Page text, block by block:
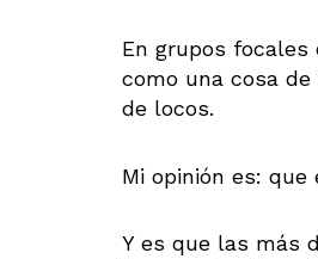
En grupos focales
como una cosa
de locos.
Mi opinión es:
Y es que las más